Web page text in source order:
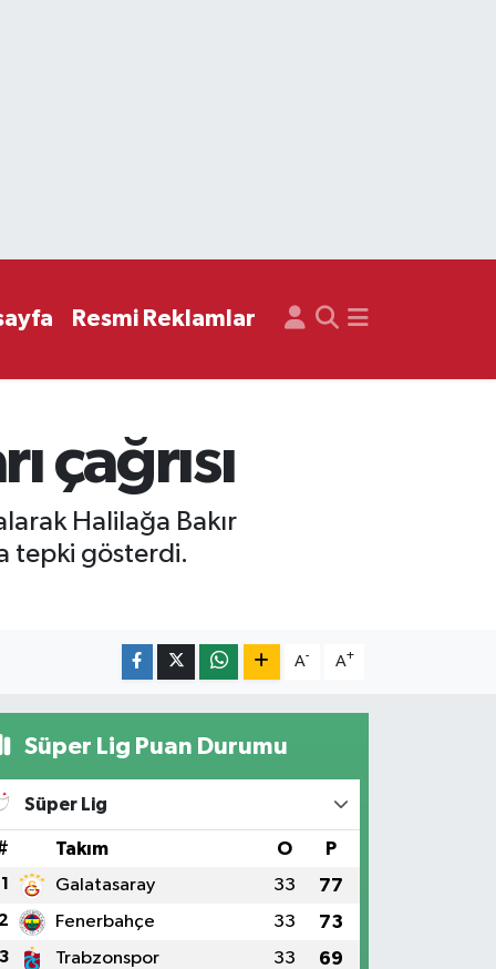
Resmi Reklamlar
çağrısı
Halilağa Bakır
tepki gösterdi.
A- A+
Süper Lig Puan Durumu
Süper Lig
Takım O P
1 Galatasaray 33 77
2 Fenerbahçe 33 73
3 Trabzonspor 33 69